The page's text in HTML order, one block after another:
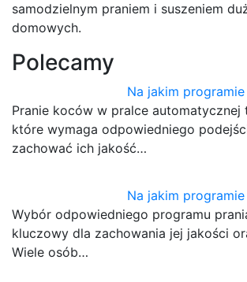
samodzielnym praniem i suszeniem
domowych.
Polecamy
Na jakim
Pranie koców w pralce automatycznej
które wymaga odpowiedniego
zachować ich jakość…
Na jakim
Wybór odpowiedniego programu
kluczowy dla zachowania jej jakości
Wiele osób…